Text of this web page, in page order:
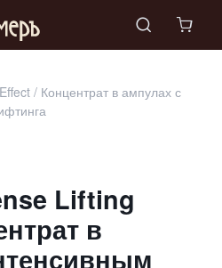
/ Концентрат в ампулах с
Lifting
в